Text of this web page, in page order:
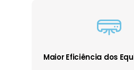
Maior Eficiência dos